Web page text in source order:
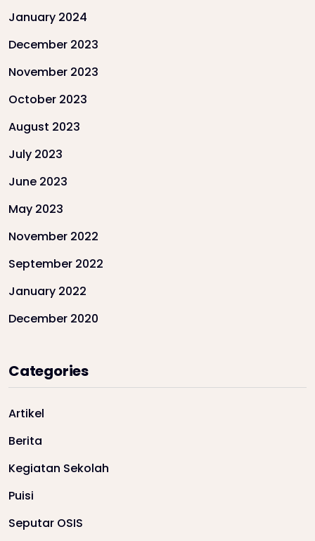
January 2024
December 2023
November 2023
October 2023
August 2023
July 2023
June 2023
May 2023
November 2022
September 2022
January 2022
December 2020
Categories
Artikel
Berita
Kegiatan Sekolah
Puisi
Seputar OSIS